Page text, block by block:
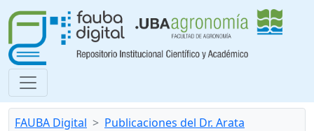
FAUBA Digital
Publicaciones del Dr. Arata